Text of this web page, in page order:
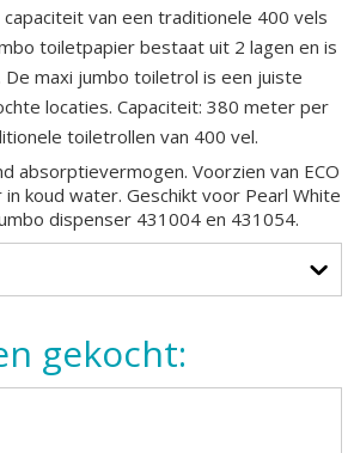
van een traditionele 400 vels
toiletpapier bestaat uit 2 lagen en is
maxi jumbo toiletrol is een juiste
locaties. Capaciteit: 380 meter per
toiletrollen van 400 vel.
absorptievermogen. Voorzien van ECO
koud water. Geschikt voor Pearl White
dispenser 431004 en 431054.
gekocht: